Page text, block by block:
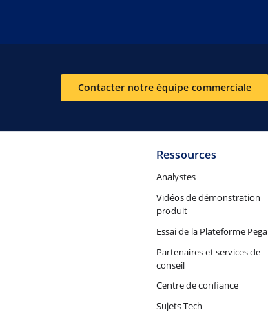
Contacter notre équipe commerciale
Ressources
Analystes
Vidéos de démonstration
produit
Essai de la Plateforme Pega
Partenaires et services de
conseil
Centre de confiance
Sujets Tech